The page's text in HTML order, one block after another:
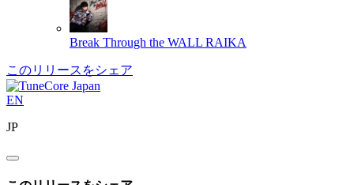
Break Through the WALL RAIKA
このリリースをシェア
EN
JP